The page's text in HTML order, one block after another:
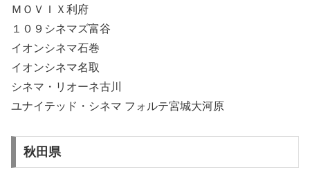
ＭＯＶＩＸ利府
１０９シネマズ富谷
イオンシネマ石巻
イオンシネマ名取
シネマ・リオーネ古川
ユナイテッド・シネマ フォルテ宮城大河原
秋田県